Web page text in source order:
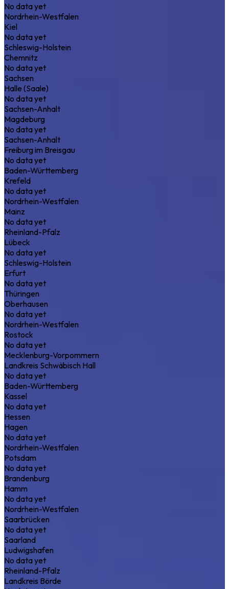
No data yet
Nordrhein-Westfalen
Kiel
No data yet
Schleswig-Holstein
Chemnitz
No data yet
Sachsen
Halle (Saale)
No data yet
Sachsen-Anhalt
Magdeburg
No data yet
Sachsen-Anhalt
Freiburg im Breisgau
No data yet
Baden-Württemberg
Krefeld
No data yet
Nordrhein-Westfalen
Mainz
No data yet
Rheinland-Pfalz
Lübeck
No data yet
Schleswig-Holstein
Erfurt
No data yet
Thüringen
Oberhausen
No data yet
Nordrhein-Westfalen
Rostock
No data yet
Mecklenburg-Vorpommern
Landkreis Schwäbisch Hall
No data yet
Baden-Württemberg
Kassel
No data yet
Hessen
Hagen
No data yet
Nordrhein-Westfalen
Potsdam
No data yet
Brandenburg
Hamm
No data yet
Nordrhein-Westfalen
Saarbrücken
No data yet
Saarland
Ludwigshafen
No data yet
Rheinland-Pfalz
Landkreis Börde